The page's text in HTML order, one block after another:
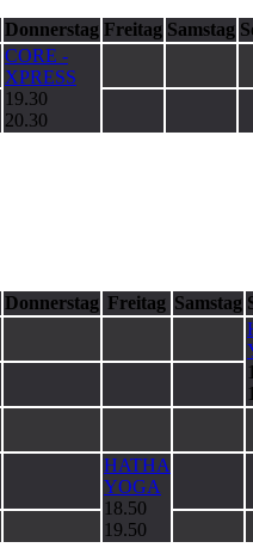
Donnerstag Freitag Samstag
CORE -
XPRESS
19.30
20.30
Donnerstag Freitag Samstag
HATHA
YOGA
18.50
19.50